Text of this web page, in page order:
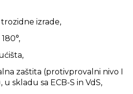
izrade,
zaštita (protivprovalni nivo I
u skladu sa ECB-S in VdS,